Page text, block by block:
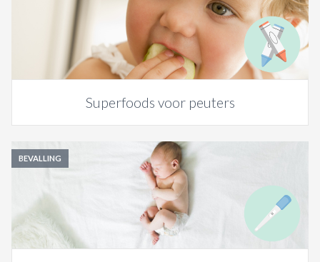
Superfoods voor peuters
BEVALLING